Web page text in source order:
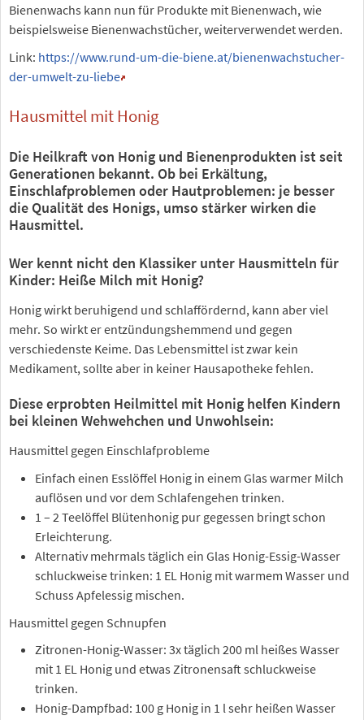
Bienenwachs kann nun für Produkte mit Bienenwach, wie
beispielsweise Bienenwachstücher, weiterverwendet werden.
Link: https://www.rund-um-die-biene.at/bienenwachstucher-
der-umwelt-zu-liebe
Hausmittel mit Honig
Die Heilkraft von Honig und Bienenprodukten ist seit
Generationen bekannt. Ob bei Erkältung,
Einschlafproblemen oder Hautproblemen: je besser
die Qualität des Honigs, umso stärker wirken die
Hausmittel.
Wer kennt nicht den Klassiker unter Hausmitteln für
Kinder: Heiße Milch mit Honig?
Honig wirkt beruhigend und schlaffördernd, kann aber viel
mehr. So wirkt er entzündungshemmend und gegen
verschiedenste Keime. Das Lebensmittel ist zwar kein
Medikament, sollte aber in keiner Hausapotheke fehlen.
Diese erprobten Heilmittel mit Honig helfen Kindern
bei kleinen Wehwehchen und Unwohlsein:
Hausmittel gegen Einschlafprobleme
Einfach einen Esslöffel Honig in einem Glas warmer Milch
auflösen und vor dem Schlafengehen trinken.
1 – 2 Teelöffel Blütenhonig pur gegessen bringt schon
Erleichterung.
Alternativ mehrmals täglich ein Glas Honig-Essig-Wasser
schluckweise trinken: 1 EL Honig mit warmem Wasser und
Schuss Apfelessig mischen.
Hausmittel gegen Schnupfen
Zitronen-Honig-Wasser: 3x täglich 200 ml heißes Wasser
mit 1 EL Honig und etwas Zitronensaft schluckweise
trinken.
Honig-Dampfbad: 100 g Honig in 1 l sehr heißen Wasser